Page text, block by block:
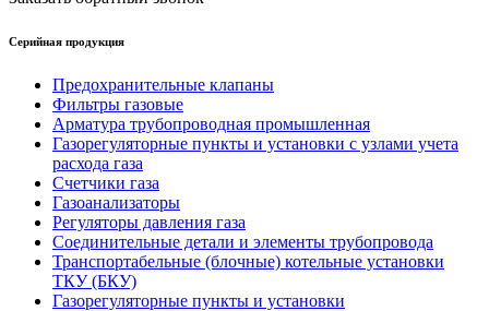
Серийная продукция
Предохранительные клапаны
Фильтры газовые
Арматура трубопроводная промышленная
Газорегуляторные пункты и установки с узлами учета
расхода газа
Счетчики газа
Газоанализаторы
Регуляторы давления газа
Соединительные детали и элементы трубопровода
Транспортабельные (блочные) котельные установки
ТКУ (БКУ)
Газорегуляторные пункты и установки